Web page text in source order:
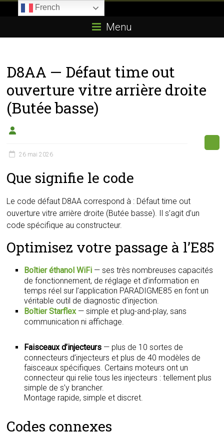
E85.com
passion
boîtier
éthanol
Menu
D8AA — Défaut time out
ouverture vitre arrière droite
(Butée basse)
26 mai 2026
Que signifie le code
Le code défaut D8AA correspond à : Défaut time out
ouverture vitre arrière droite (Butée basse). Il s’agit d’un
code spécifique au constructeur.
Optimisez votre passage à l’E85
Boîtier éthanol WiFi — ses très nombreuses capacités
de fonctionnement, de réglage et d’information en
temps réel sur l’application PARADIGME85 en font un
véritable outil de diagnostic d’injection.
Boîtier Starflex— simple et plug-and-play, sans
communication ni affichage.
Faisceaux d’injecteurs — plus de 10 sortes de
connecteurs d’injecteurs et plus de 40 modèles de
faisceaux spécifiques. Certains moteurs ont un
connecteur qui relie tous les injecteurs : tellement plus
simple de s’y brancher.
Montage rapide, simple et discret.
Codes connexes
French